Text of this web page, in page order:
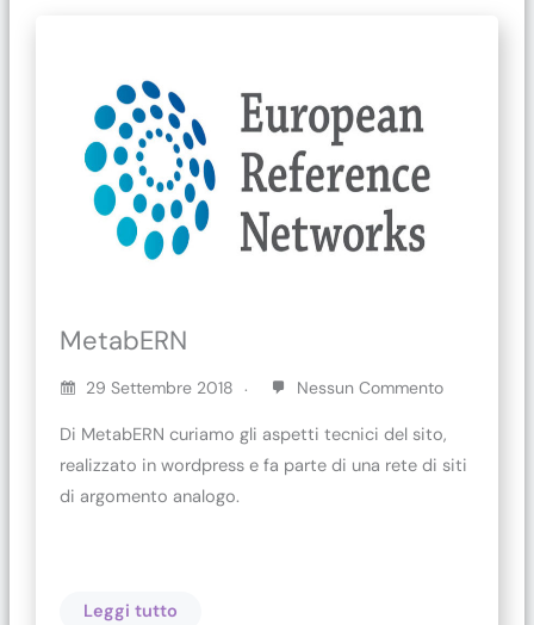
MetabERN
29 Settembre 2018 Nessun Commento
Di MetabERN curiamo gli aspetti tecnici del sito,
realizzato in wordpress e fa parte di una rete di siti
di argomento analogo.
Leggi tutto